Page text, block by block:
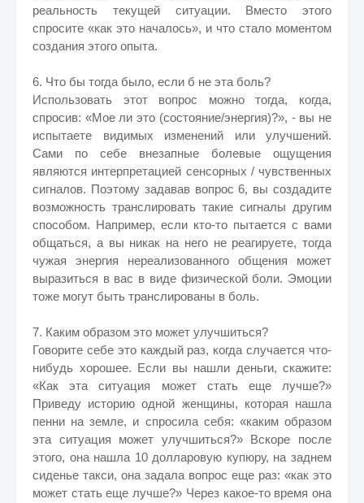
реальность текущей ситуации. Вместо этого
спросите «как это началось», и что стало моментом
создания этого опыта.
6. Что бы тогда было, если б не эта боль?
Использовать этот вопрос можно тогда, когда,
спросив: «Мое ли это (состояние/энергия)?», - вы не
испытаете видимых изменений или улучшений.
Сами по себе внезапные болевые ощущения
являются интерпретацией сенсорных / чувственных
сигналов. Поэтому задавав вопрос 6, вы создадите
возможность транслировать такие сигналы другим
способом. Например, если кто-то пытается с вами
общаться, а вы никак на него не реагируете, тогда
чужая энергия нереализованного общения может
выразиться в вас в виде физической боли. Эмоции
тоже могут быть транслированы в боль.
7. Каким образом это может улучшиться?
Говорите себе это каждый раз, когда случается что-
нибудь хорошее. Если вы нашли деньги, скажите:
«Как эта ситуация может стать еще лучше?»
Приведу историю одной женщины, которая нашла
пенни на земле, и спросила себя: «каким образом
эта ситуация может улучшиться?» Вскоре после
этого, она нашла 10 долларовую купюру, на заднем
сиденье такси, она задала вопрос еще раз: «как это
может стать еще лучше?» Через какое-то время она